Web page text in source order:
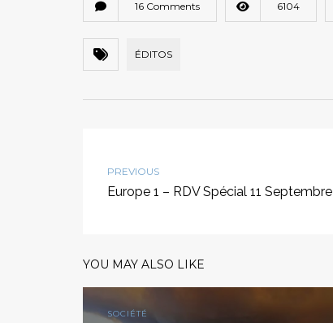
16 Comments 6104
ÉDITOS
PREVIOUS
Europe 1 – RDV Spécial 11 Septembre
YOU MAY ALSO LIKE
SOCIÉTÉ